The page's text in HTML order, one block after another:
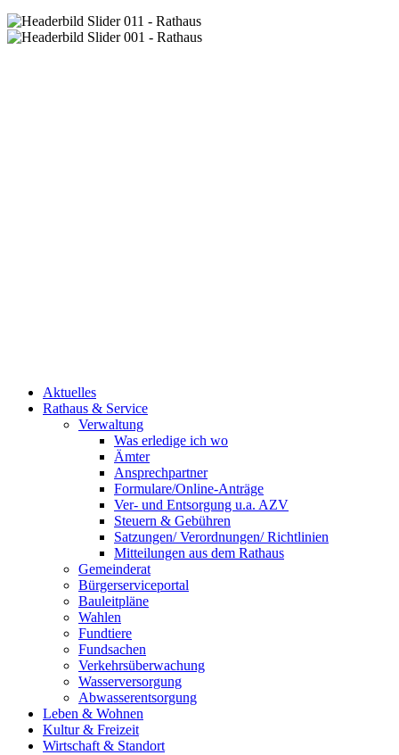
Aktuelles
Rathaus & Service
Verwaltung
Was erledige ich wo
Ämter
Ansprechpartner
Formulare/Online-Anträge
Ver- und Entsorgung u.a. AZV
Steuern & Gebühren
Satzungen/ Verordnungen/ Richtlinien
Mitteilungen aus dem Rathaus
Gemeinderat
Bürgerserviceportal
Bauleitpläne
Wahlen
Fundtiere
Fundsachen
Verkehrsüberwachung
Wasserversorgung
Abwasserentsorgung
Leben & Wohnen
Kultur & Freizeit
Wirtschaft & Standort